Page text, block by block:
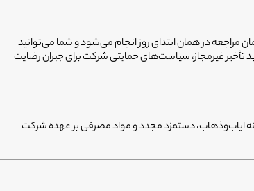
از 19 استان فعال کرده‌ایم. پس از ثبت سفارش، هماهنگی زمان مراجعه در همان ابتدای روز انجام می‌شود و شما می‌توانید
تأخیر غیرمجاز، سیاست‌های حمایتی شرکت برای جبران رضایت
هزینه ایاب‌وذهاب، دستمزد مجدد و مواد مصرفی بر عهده شرکت